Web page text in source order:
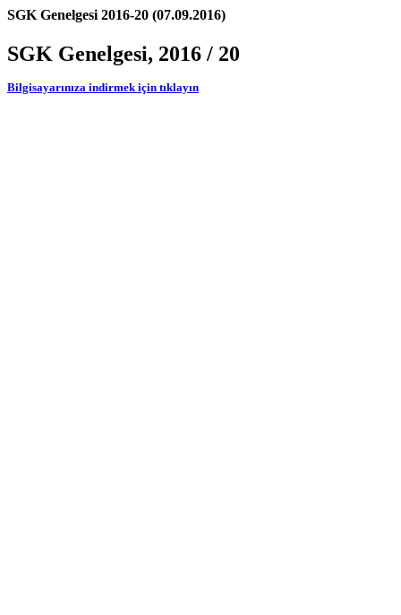
SGK Genelgesi 2016-20 (07.09.2016)
SGK Genelgesi, 2016 / 20
Bilgisayarınıza indirmek için tıklayın